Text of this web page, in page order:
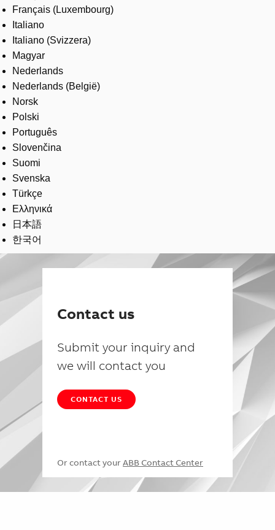
Français (Luxembourg)
Italiano
Italiano (Svizzera)
Magyar
Nederlands
Nederlands (België)
Norsk
Polski
Português
Slovenčina
Suomi
Svenska
Türkçe
Ελληνικά
日本語
한국어
Contact us
Submit your inquiry and
we will contact you
CONTACT US
Or contact your ABB Contact Center